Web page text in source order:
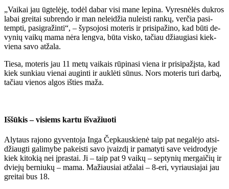
„Vai­kai jau ūg­te­lė­ję, to­dėl da­bar vi­si ma­ne le­pi­na. Vy­res­nė­lės duk­ros
la­bai grei­tai su­bren­do ir man ne­lei­džia nu­leis­ti ran­kų, ver­čia pa­si­
temp­ti, pa­sig­ra­žin­ti“, – šyp­so­jo­si mo­te­ris ir pri­si­pa­ži­no, kad bū­ti de­
vy­nių vai­kų ma­ma nė­ra leng­va, bū­ta vis­ko, ta­čiau džiau­gia­si kiek­
vie­na sa­vo at­ža­la.
Tie­sa, mo­te­ris jau 11 me­tų vai­kais rū­pi­na­si vie­na ir pri­si­pa­žįs­ta, kad
kiek sun­kiau vie­nai au­gin­ti ir auk­lė­ti sū­nus. Nors mo­te­ris tu­ri dar­bą,
ta­čiau vie­nos al­gos iš­ties ma­ža.
Iš­šū­kis – vi­siems kar­tu iš­va­žiuo­ti
Aly­taus ra­jo­no gy­ven­to­ja In­ga Čep­kaus­kie­nė taip pat ne­ga­lė­jo at­si­
džiaug­ti ga­li­my­be pa­keis­ti sa­vo įvaiz­dį ir pa­ma­ty­ti sa­ve veid­ro­dy­je
kiek ki­to­kią nei įpras­tai. Ji – taip pat 9 vai­kų – sep­ty­nių mer­gai­čių ir
dvie­jų ber­niu­kų – ma­ma. Ma­žiau­siai at­ža­lai – 8-eri, vy­riau­sia­jai jau
grei­tai bus 18.